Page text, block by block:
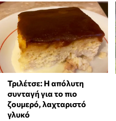
Τριλέτσε: Η απόλυτη
συνταγή για το πιο
ζουμερό, λαχταριστό
γλυκό